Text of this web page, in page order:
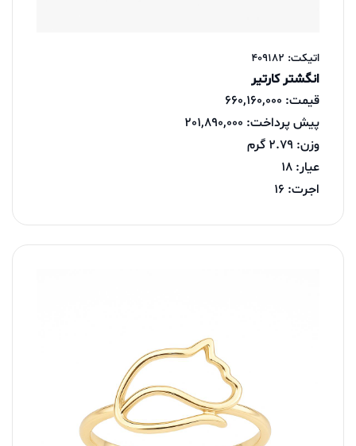
اتیکت: 409182
انگشتر کارتیر
قیمت: 660,160,000
پیش پرداخت: 201,890,000
وزن: 2.79 گرم
عیار: 18
اجرت: 16